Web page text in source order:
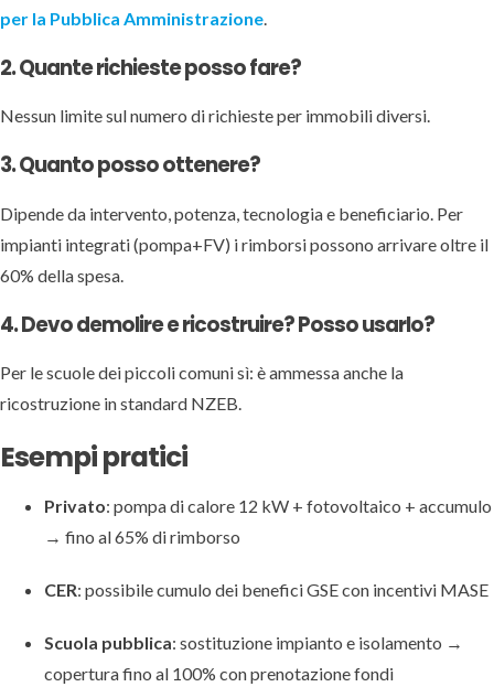
per la Pubblica Amministrazione.
2. Quante richieste posso fare?
Nessun limite sul numero di richieste per immobili diversi.
3. Quanto posso ottenere?
Dipende da intervento, potenza, tecnologia e beneficiario. Per
impianti integrati (pompa+FV) i rimborsi possono arrivare oltre il
60% della spesa.
4. Devo demolire e ricostruire? Posso usarlo?
Per le scuole dei piccoli comuni sì: è ammessa anche la
ricostruzione in standard NZEB.
Esempi pratici
Privato: pompa di calore 12 kW + fotovoltaico + accumulo
→ fino al 65% di rimborso
CER: possibile cumulo dei benefici GSE con incentivi MASE
Scuola pubblica: sostituzione impianto e isolamento →
copertura fino al 100% con prenotazione fondi